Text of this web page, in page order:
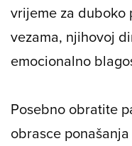
vrijeme za duboko
vezama, njihovoj
emocionalno
Posebno obratite
obrasce